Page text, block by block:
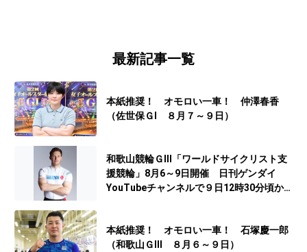
最新記事一覧
本紙推奨！ オモロい一車！ 仲澤春香
（佐世保ＧⅠ ８月７～９日）
和歌山競輪ＧⅢ「ワールドサイクリスト支
援競輪」8月6～9日開催 日刊ゲンダイ
YouTubeチャンネルで９日12時30分頃から
本紙推奨！ オモロい一車！ 石塚慶一郎
（和歌山ＧⅢ ８月６～９日）